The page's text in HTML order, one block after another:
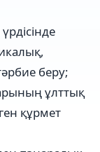
беру;
ұлттық
құрмет